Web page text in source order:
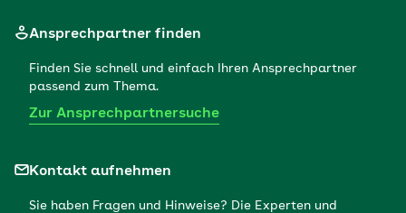
Ansprechpartner finden
Finden Sie schnell und einfach Ihren Ansprechpartner
passend zum Thema.
Zur Ansprechpartnersuche
Kontakt aufnehmen
Sie haben Fragen und Hinweise? Die Experten und